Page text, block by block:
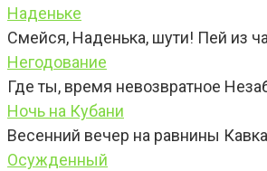
Наденьке
Смейся, Наденька, шути! Пей из
Негодование
Где ты, время невозвратное
Ночь на Кубани
Весенний вечер на равнины
Осужденный